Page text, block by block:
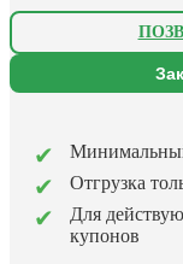
Отгрузка
Для
купонов